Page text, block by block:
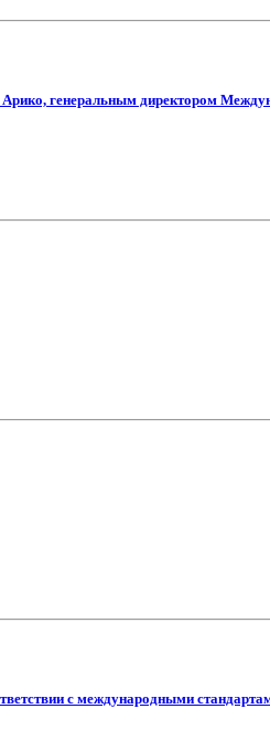
генеральным директором
с международными